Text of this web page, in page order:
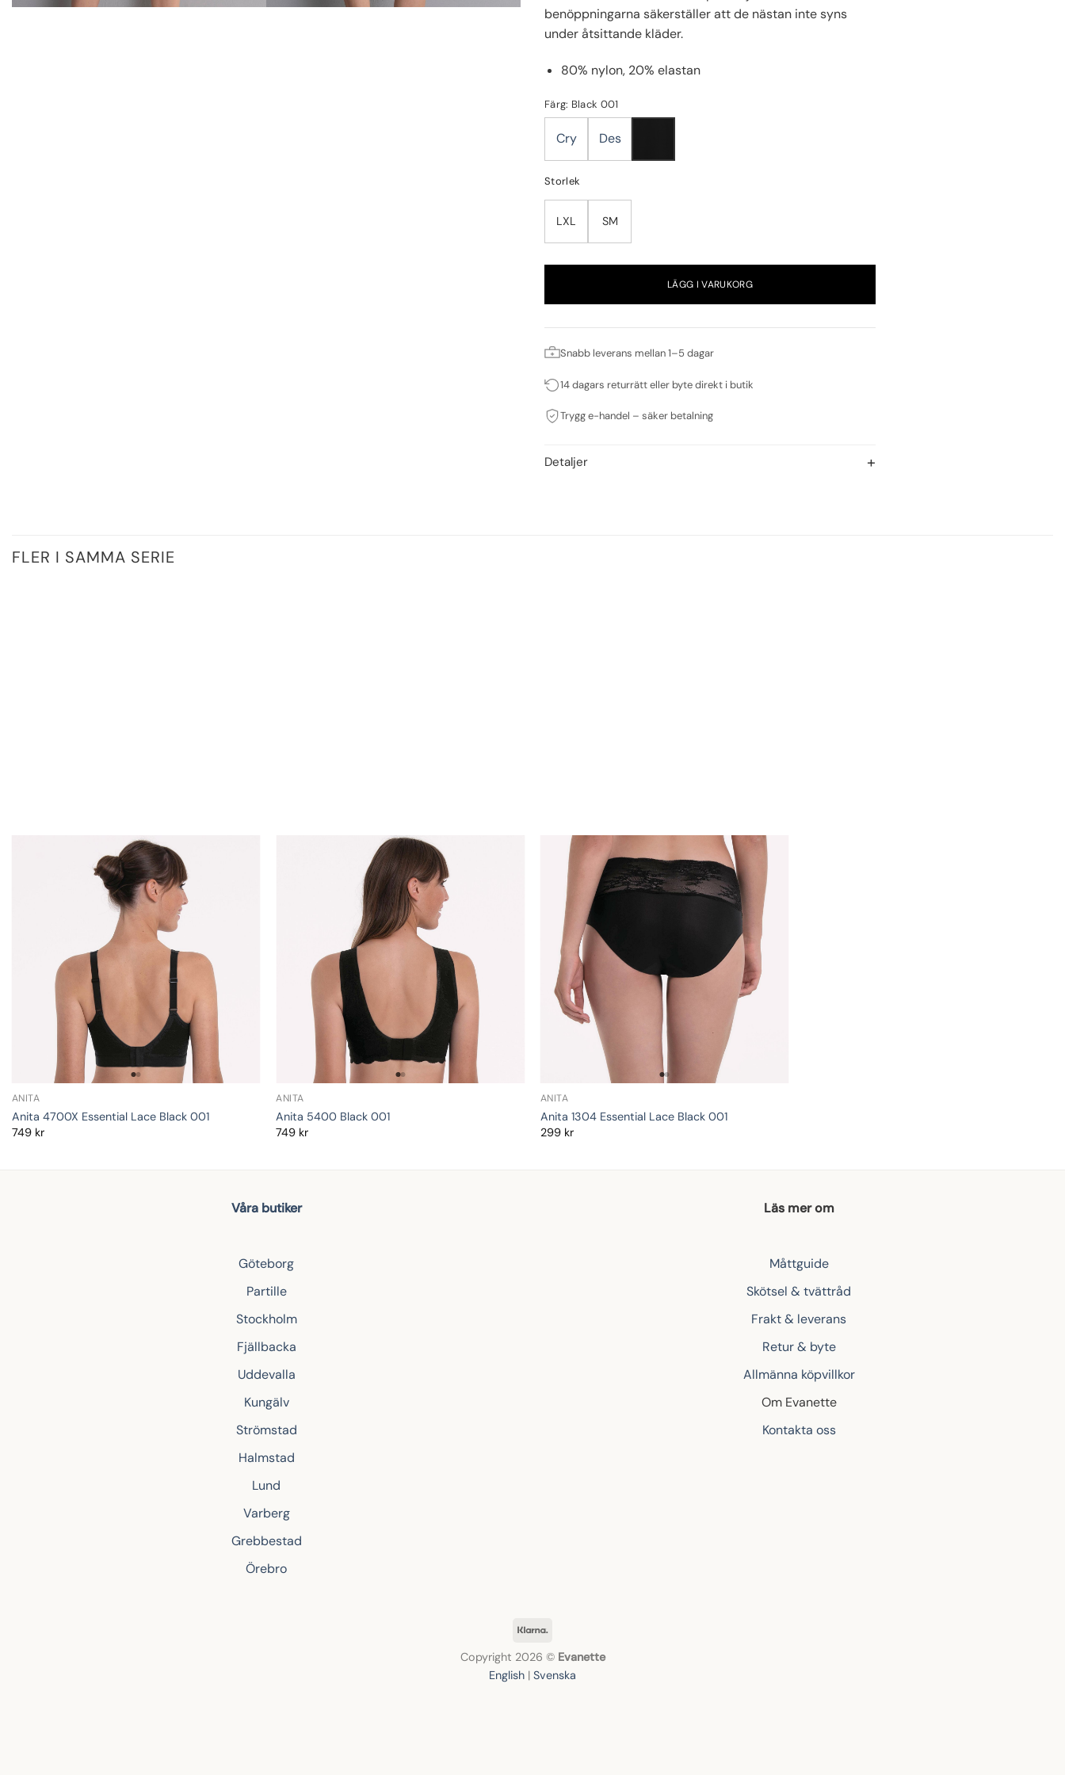
benöppningarna säkerställer att de nästan inte syns
under åtsittande kläder.
80% nylon, 20% elastan
Färg: Black 001
Cry Des
Storlek
LXL SM
LÄGG I VARUKORG
Snabb leverans mellan 1–5 dagar
14 dagars returrätt eller byte direkt i butik
Trygg e-handel – säker betalning
Detaljer
FLER I SAMMA SERIE
ANITA
Anita 4700X Essential Lace Black 001
749 kr
ANITA
Anita 5400 Black 001
749 kr
ANITA
Anita 1304 Essential Lace Black 001
299 kr
Våra butiker
Göteborg
Partille
Stockholm
Fjällbacka
Uddevalla
Kungälv
Strömstad
Halmstad
Lund
Varberg
Grebbestad
Örebro
Läs mer om
Måttguide
Skötsel & tvättråd
Frakt & leverans
Retur & byte
Allmänna köpvillkor
Om Evanette
Kontakta oss
Klarna
Copyright 2026 © Evanette
English | Svenska